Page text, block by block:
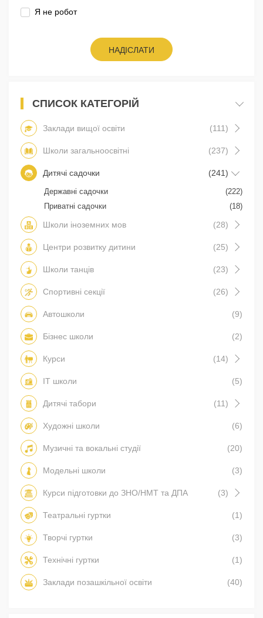
Я не робот
НАДІСЛАТИ
СПИСОК КАТЕГОРІЙ
Заклади вищої освіти (111)
Школи загальноосвітні (237)
Дитячі садочки (241)
Державні садочки
(222)
Приватні садочки
(18)
Школи іноземних мов (28)
Центри розвитку дитини (25)
Школи танців (23)
Спортивні секції (26)
Автошколи (9)
Бізнес школи (2)
Курси (14)
IT школи (5)
Дитячі табори (11)
Художні школи (6)
Музичні та вокальні студії (20)
Модельні школи (3)
Курси підготовки до ЗНО/НМТ та ДПА (3)
Театральні гуртки (1)
Творчі гуртки (3)
Технічні гуртки (1)
Заклади позашкільної освіти (40)